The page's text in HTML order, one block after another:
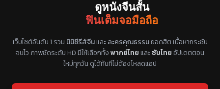
ดูหนังจีนสั้น
ฟินเต็มจอมือถือ
เว็บไซต์อันดับ 1 รวม มินิซีรีส์จีนและ ละครคุณธรรมยอดฮิต เนื้อหากระชับ
จบไว ภาพชัดระดับ HD มีให้เลือกทั้งพากย์ไทยและ ซับไทยอัปเดตตอน
ใหม่ทุกวัน ดูได้ทันทีไม่ต้องโหลดแอป